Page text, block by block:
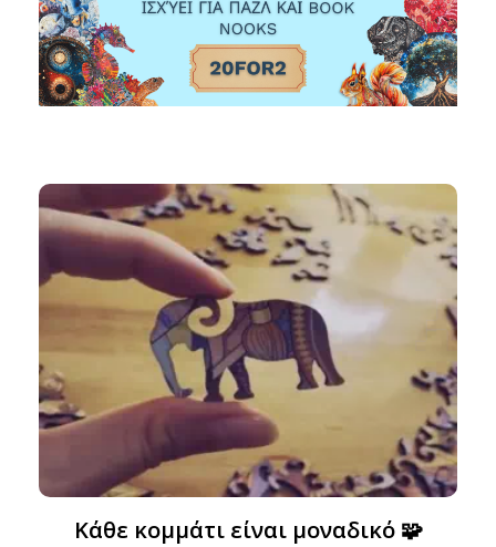
Κάθε κομμάτι είναι μοναδικό 🧩